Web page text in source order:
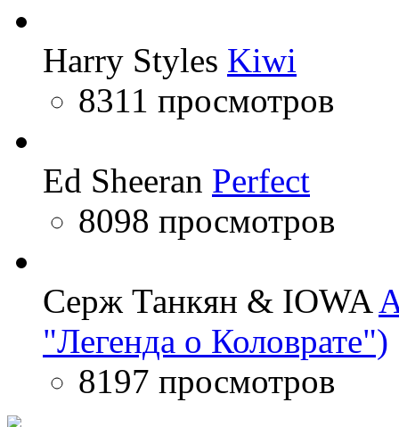
Harry Styles Kiwi
8311 просмотров
Ed Sheeran Perfect
8098 просмотров
Серж Танкян & IOWA
"Легенда о Коловрате")
8197 просмотров